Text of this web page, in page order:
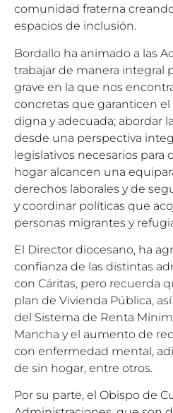
comunidad fraterna
espacios de inclusión.
Bordallo ha animado a las
trabajar de manera integral
grave en la que nos
concretas que garanticen el
digna y adecuada; abordar
desde una perspectiva
legislativos necesarios para
hogar alcancen una
derechos laborales y de
y coordinar políticas que
personas migrantes y
El Director diocesano, ha
confianza de las distintas
con Cáritas, pero recuerda
plan de Vivienda Pública,
del Sistema de Renta
Mancha y el aumento de
con enfermedad mental,
de sin hogar, entre otros.
Por su parte, el Obispo de